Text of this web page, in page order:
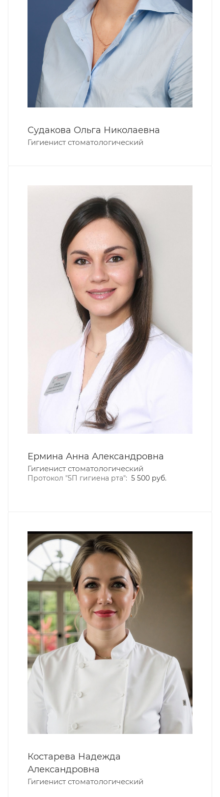
Судакова Ольга Николаевна
Гигиенист стоматологический
Ермина Анна Александровна
Гигиенист стоматологический
Протокол "5П гигиена рта": 5 500 руб.
Костарева Надежда
Александровна
Гигиенист стоматологический